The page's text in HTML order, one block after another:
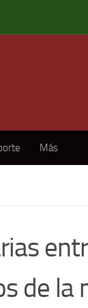
Más
de la